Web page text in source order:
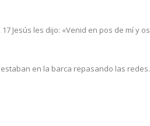
Jesús les dijo: «Venid en pos de mí y os
en la barca repasando las redes.